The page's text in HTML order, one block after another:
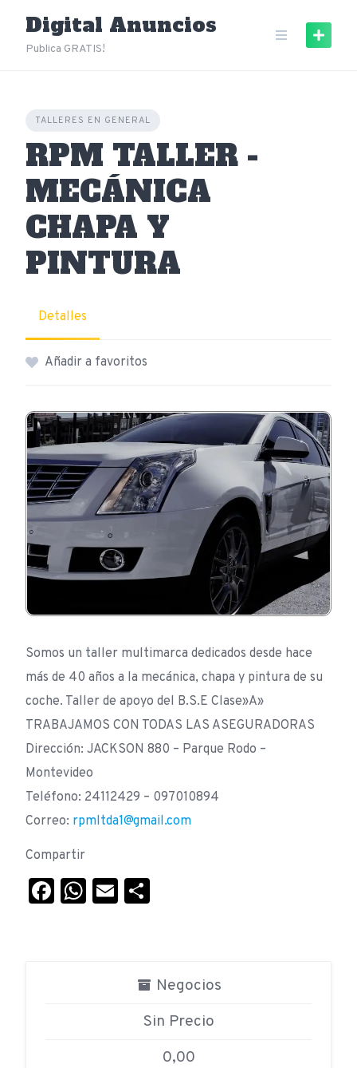
content
Digital Anuncios
Publica GRATIS!
TALLERES EN GENERAL
RPM TALLER -
MECÁNICA
CHAPA Y
PINTURA
Detalles
Añadir a favoritos
Somos un taller multimarca dedicados desde hace
más de 40 años a la mecánica, chapa y pintura de su
coche. Taller de apoyo del B.S.E Clase»A»
TRABAJAMOS CON TODAS LAS ASEGURADORAS
Dirección: JACKSON 880 – Parque Rodo –
Montevideo
Teléfono: 24112429 – 097010894
Correo: rpmltda1@gmail.com
Compartir
Facebook
WhatsApp
Email
Negocios
Sin Precio
0,00